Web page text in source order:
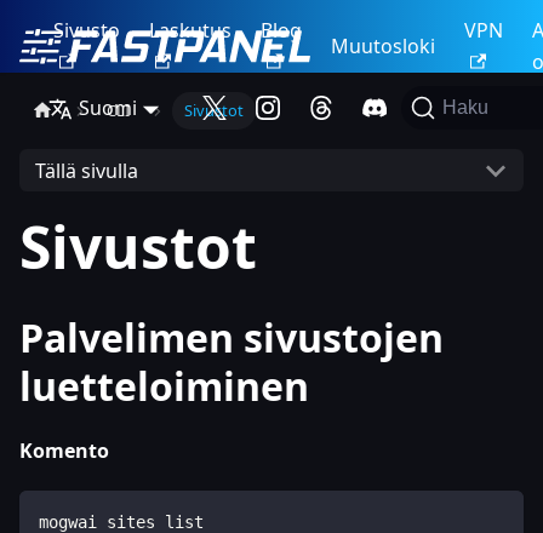
Sivusto Laskutus Blog
Muutosloki
VPN
Suomi
Haku
CLI Sivustot
Tällä sivulla
Sivustot
Palvelimen sivustojen
luetteloiminen
Komento
mogwai sites list